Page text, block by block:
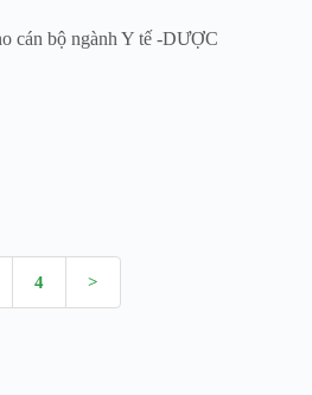
cán bộ ngành Y tế -DƯỢC
4 >